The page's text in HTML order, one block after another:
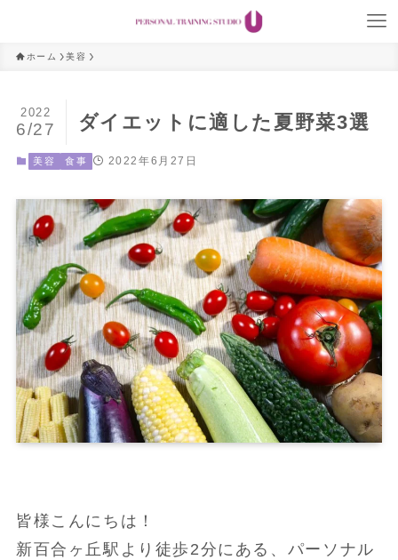
ホーム 美容
ダイエットに適した夏野菜3選
2022
6/27
美容 食事 2022年6月27日
皆様こんにちは！
新百合ヶ丘駅より徒歩2分にある、パーソナル